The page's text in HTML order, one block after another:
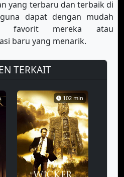
yang terbaru dan terbaik di
dapat dengan mudah
favorit mereka atau
baru yang menarik.
TERKAIT
102 min